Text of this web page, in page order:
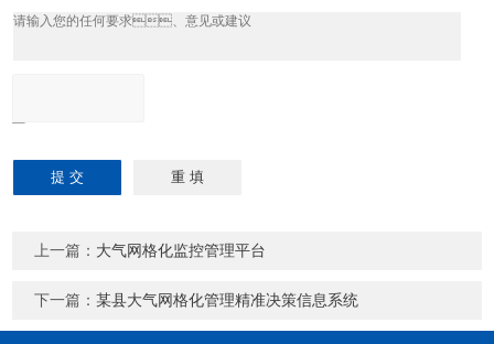
上一篇： 大气网格化监控管理平台
下一篇：某县大气网格化管理精准决策信息系统